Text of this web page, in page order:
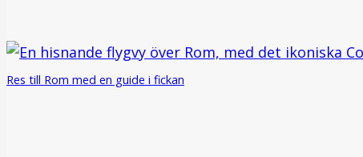
Res till Rom med en guide i fickan